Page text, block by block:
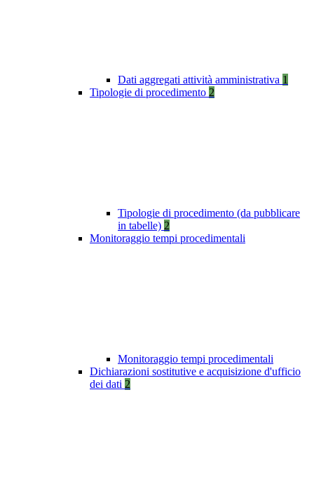
Dati aggregati attività amministrativa 1
Tipologie di procedimento 2
Tipologie di procedimento (da pubblicare
in tabelle) 2
Monitoraggio tempi procedimentali
Monitoraggio tempi procedimentali
Dichiarazioni sostitutive e acquisizione d'ufficio
dei dati 2